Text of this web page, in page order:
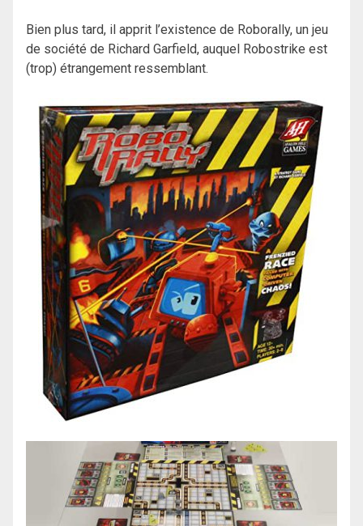
Bien plus tard, il apprit l’existence de Roborally, un jeu
de société de Richard Garfield, auquel Robostrike est
(trop) étrangement ressemblant.